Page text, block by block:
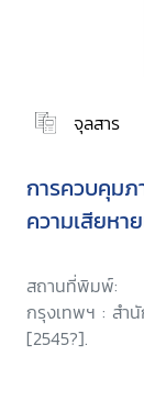
จุลสาร
การควบคุม
ความเสียหา
สถานที่พิมพ์:
กรุงเทพฯ : สำ
[2545?].